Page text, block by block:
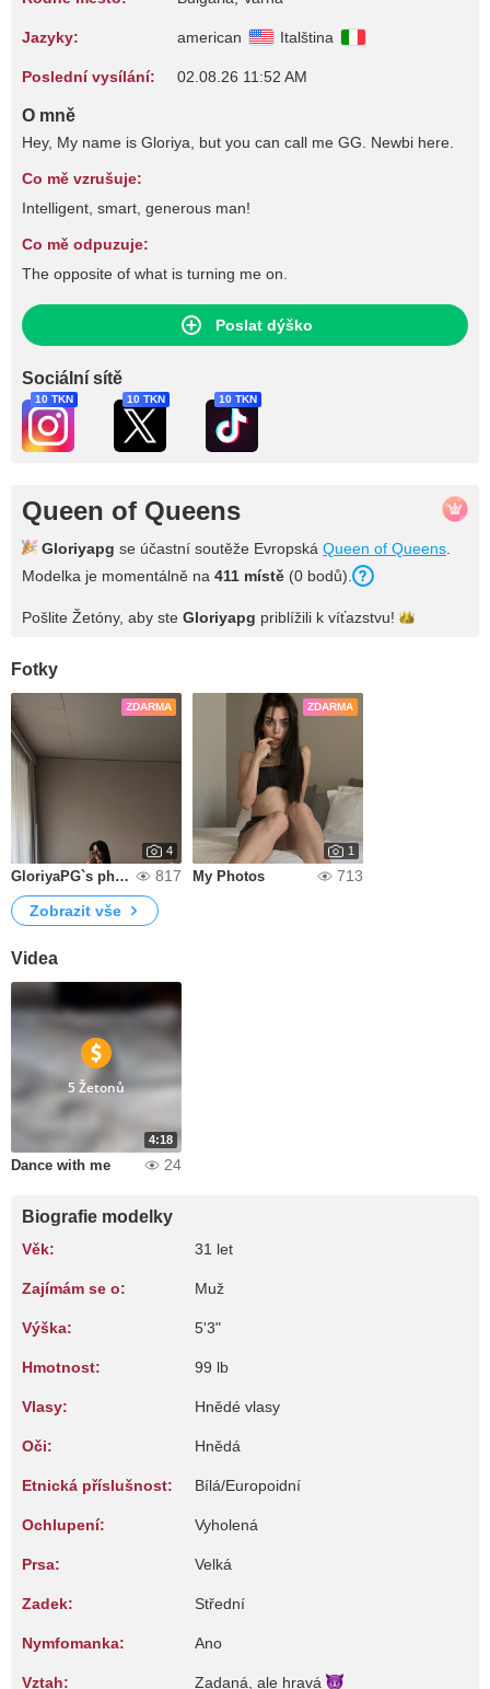
Jazyky: american Italština
Poslední vysílání: 02.08.26 11:52 AM
O mně
Hey, My name is Gloriya, but you can call me GG. Newbi here.
Co mě vzrušuje:
Intelligent, smart, generous man!
Co mě odpuzuje:
The opposite of what is turning me on.
Poslat dýško
Sociální sítě
10 TKN 10 TKN 10 TKN
Queen of Queens
Gloriyapg se účastní soutěže Evropská Queen of Queens
Modelka je momentálně na 411 místě (0 bodů).
Pošlite Žetóny, aby ste Gloriyapg priblížili k víťazstvu!
Fotky
ZDARMA
4
GloriyaPG`s photos 817
ZDARMA
1
My Photos
713
Zobrazit vše
Videa
4:18
5 Žetonů
Dance with me 24
Biografie modelky
Věk: 31 let
Zajímám se o: Muž
Výška: 5'3"
Hmotnost: 99 lb
Vlasy: Hnědé vlasy
Oči: Hnědá
Etnická příslušnost: Bílá/Europoidní
Ochlupení: Vyholená
Prsa: Velká
Zadek: Střední
Nymfomanka: Ano
Vztah: Zadaná, ale hravá